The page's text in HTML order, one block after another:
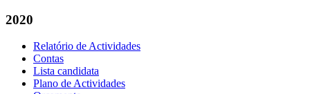
2020
Relatório de Actividades
Contas
Lista candidata
Plano de Actividades